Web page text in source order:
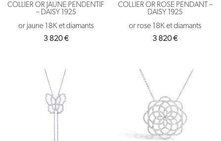
COLLIER OR JAUNE PENDENTIF
– DAISY 1925
or jaune 18K et diamants
3 820€
COLLIER OR ROSE PENDANT –
DAISY 1925
or rose 18K et diamants
3 820€